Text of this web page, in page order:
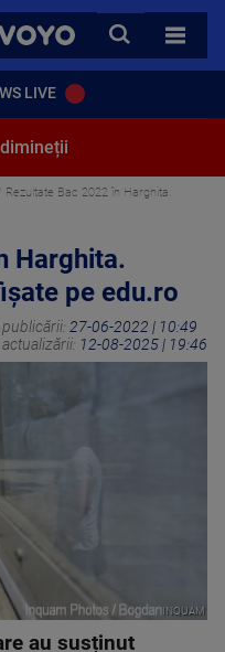
VOYO
CAUTA
TOATE
LIVE
Rezultate Bac 2022 în Harghita.
Harghita.
pe edu.ro
publicării: 27-06-2022 | 10:49
actualizării: 12-08-2025 | 19:46
INQUAM
au susținut